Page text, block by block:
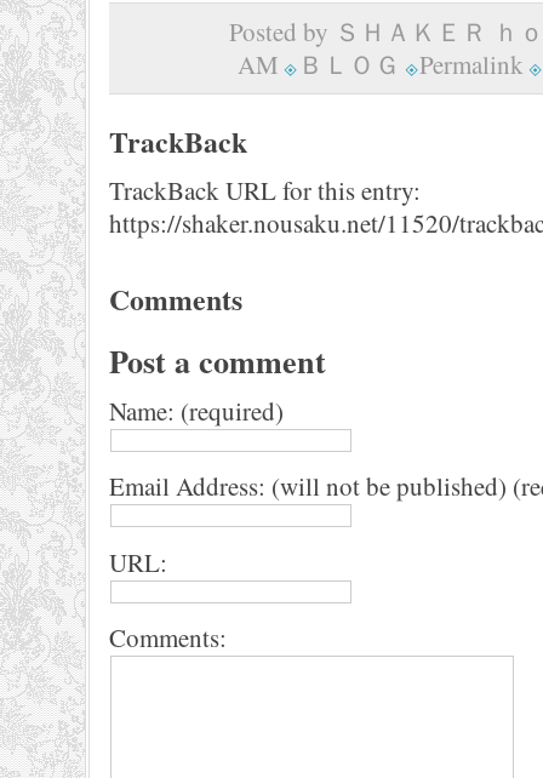
Posted by ＳＨＡＫＥＲ ｈ
AM
ＢＬＯＧ Permalink
TrackBack
TrackBack URL for this entry:
https://shaker.nousaku.net/11520/
Comments
Post a comment
Name: (required)
Email Address: (will not be published)
URL:
Comments: